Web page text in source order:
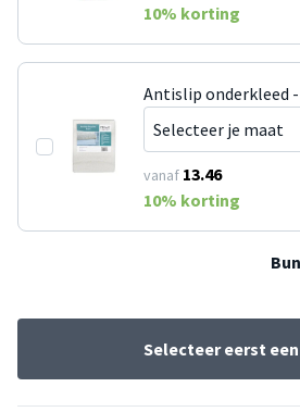
10% korting
Antislip onderkleed
vanaf 13.46
10% korting
Selecteer eerst